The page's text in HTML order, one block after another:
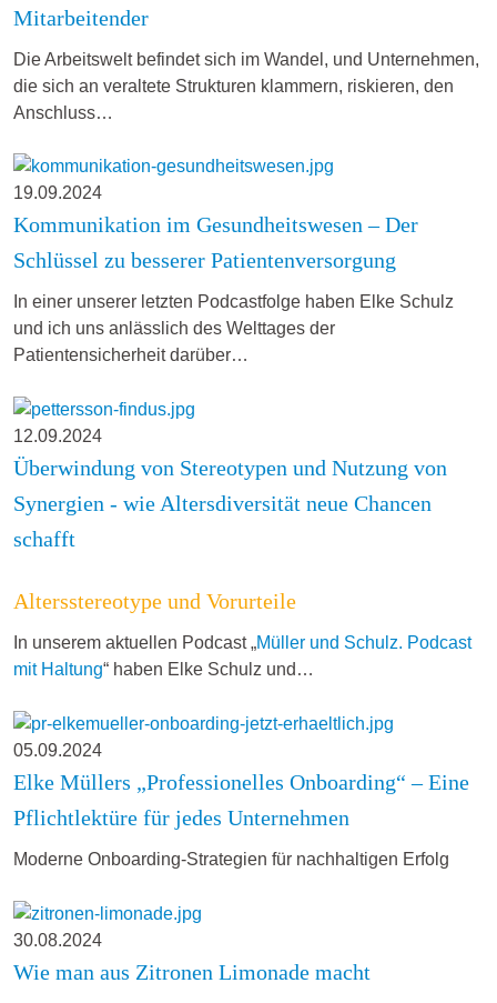
Mitarbeitender
Die Arbeitswelt befindet sich im Wandel, und Unternehmen,
die sich an veraltete Strukturen klammern, riskieren, den
Anschluss…
19.09.2024
Kommunikation im Gesundheitswesen – Der
Schlüssel zu besserer Patientenversorgung
In einer unserer letzten Podcastfolge haben Elke Schulz
und ich uns anlässlich des Welttages der
Patientensicherheit darüber…
12.09.2024
Überwindung von Stereotypen und Nutzung von
Synergien - wie Altersdiversität neue Chancen
schafft
Altersstereotype und Vorurteile
In unserem aktuellen Podcast „Müller und Schulz. Podcast
mit Haltung“ haben Elke Schulz und…
05.09.2024
Elke Müllers „Professionelles Onboarding“ – Eine
Pflichtlektüre für jedes Unternehmen
Moderne Onboarding-Strategien für nachhaltigen Erfolg
30.08.2024
Wie man aus Zitronen Limonade macht